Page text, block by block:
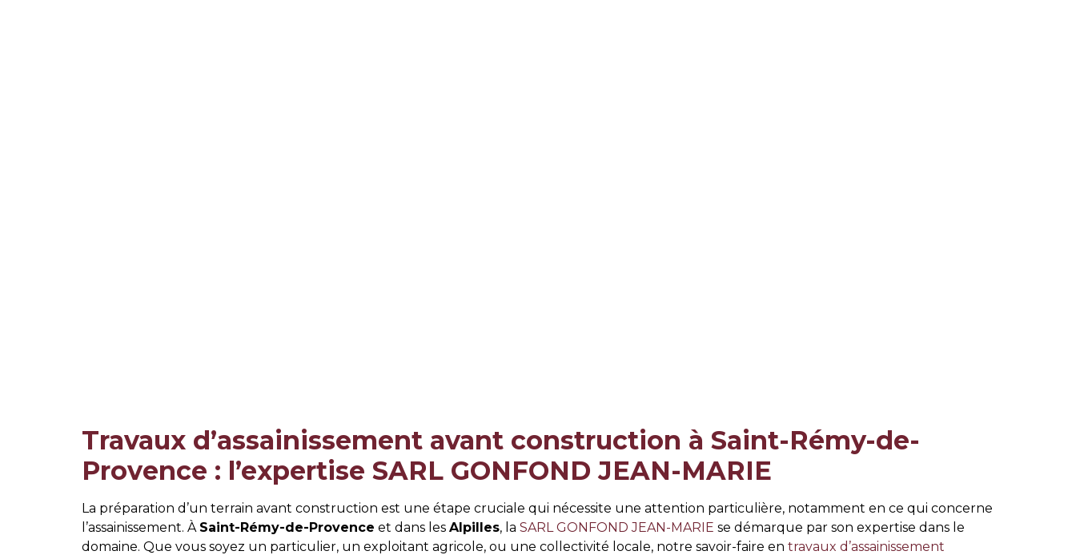
Travaux d’assainissement avant construction à Saint-Rémy-de-
Provence : l’expertise SARL GONFOND JEAN-MARIE
La préparation d’un terrain avant construction est une étape cruciale qui nécessite une attention particulière, notamment en ce qui concerne
l’assainissement. À Saint-Rémy-de-Provence et dans les Alpilles, la SARL GONFOND JEAN-MARIE se démarque par son expertise dans le
domaine. Que vous soyez un particulier, un exploitant agricole, ou une collectivité locale, notre savoir-faire en travaux d’assainissement